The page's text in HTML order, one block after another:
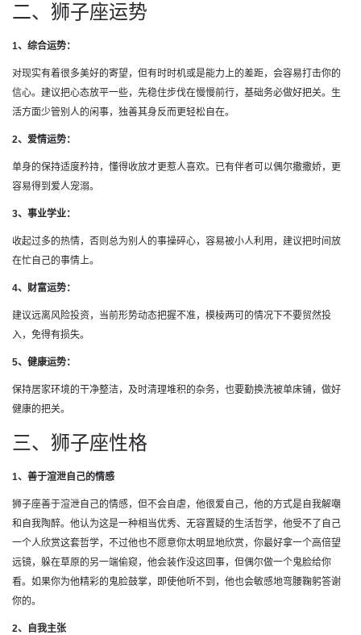
二、狮子座运势
1、综合运势：
对现实有着很多美好的寄望，但有时时机或是能力上的差距，会容易打击你的
信心。建议把心态放平一些，先稳住步伐在慢慢前行，基础务必做好把关。生
活方面少管别人的闲事，独善其身反而更轻松自在。
2、爱情运势：
单身的保持适度矜持，懂得收放才更惹人喜欢。已有伴者可以偶尔撒撒娇，更
容易得到爱人宠溺。
3、事业学业：
收起过多的热情，否则总为别人的事操碎心，容易被小人利用，建议把时间放
在忙自己的事情上。
4、财富运势：
建议远离风险投资，当前形势动态把握不准，模棱两可的情况下不要贸然投
入，免得有损失。
5、健康运势：
保持居家环境的干净整洁，及时清理堆积的杂务，也要勤换洗被单床铺，做好
健康的把关。
三、狮子座性格
1、善于渲泄自己的情感
狮子座善于渲泄自己的情感，但不会自虐，他很爱自己，他的方式是自我解嘲
和自我陶醉。他认为这是一种相当优秀、无容置疑的生活哲学，他受不了自己
一个人欣赏这套哲学，不过他也不愿意你太明显地欣赏，你最好拿一个高倍望
远镜，躲在草原的另一端偷窥，他会装作没这回事，但偶尔做一个鬼脸给你
看。如果你为他精彩的鬼脸鼓掌，即使他听不到，他也会敏感地弯腰鞠躬答谢
你的。
2、自我主张